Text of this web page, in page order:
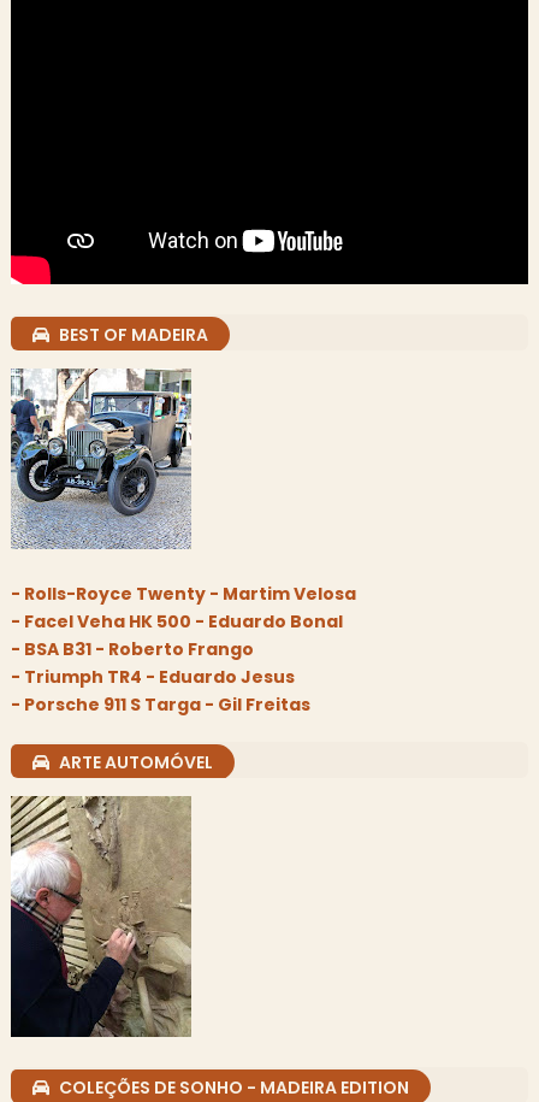
BEST OF MADEIRA
- Rolls-Royce Twenty - Martim Velosa
- Facel Veha HK 500 - Eduardo Bonal
- BSA B31 - Roberto Frango
- Triumph TR4 - Eduardo Jesus
- Porsche 911 S Targa - Gil Freitas
ARTE AUTOMÓVEL
COLEÇÕES DE SONHO - MADEIRA EDITION